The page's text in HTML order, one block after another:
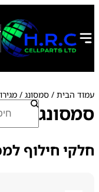
י
עמוד הבית / סמסונג /
סמסונגח
י
פ
ש
חלקי חילוף